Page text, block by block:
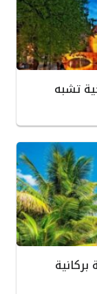
تشبه